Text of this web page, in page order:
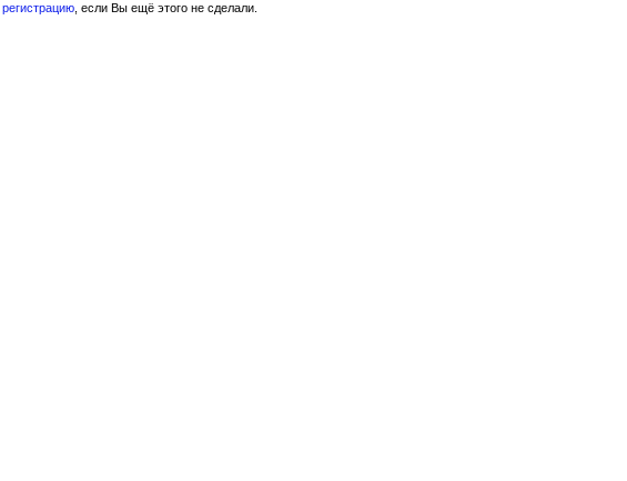
регистрацию , если Вы ещё этого не сделали.